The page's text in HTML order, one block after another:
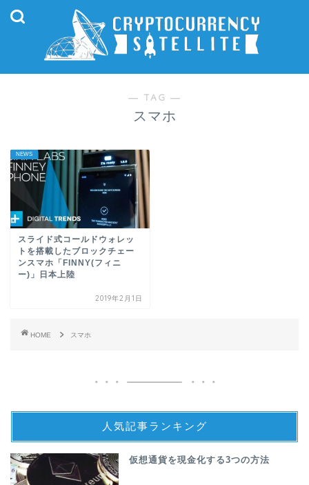
― TAG ―
スマホ
NEWS
スライド式コールドウォレッ
トを搭載したブロックチェー
ンスマホ「FINNY(フィニ
ー)」日本上陸
2019年2月1日
HOME スマホ
人気記事ランキング
仮想通貨を現金化する3つの方法